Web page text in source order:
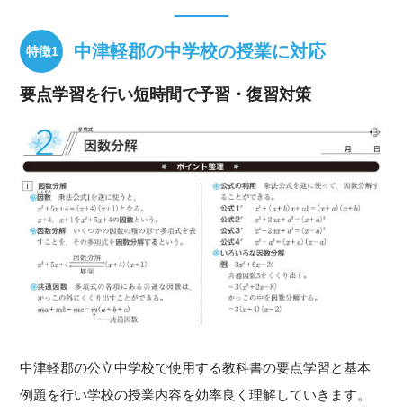
中津軽郡の中学校の授業に対応
要点学習を行い短時間で予習・復習対策
中津軽郡の公立中学校で使用する教科書の要点学習と基本
例題を行い学校の授業内容を効率良く理解していきます。